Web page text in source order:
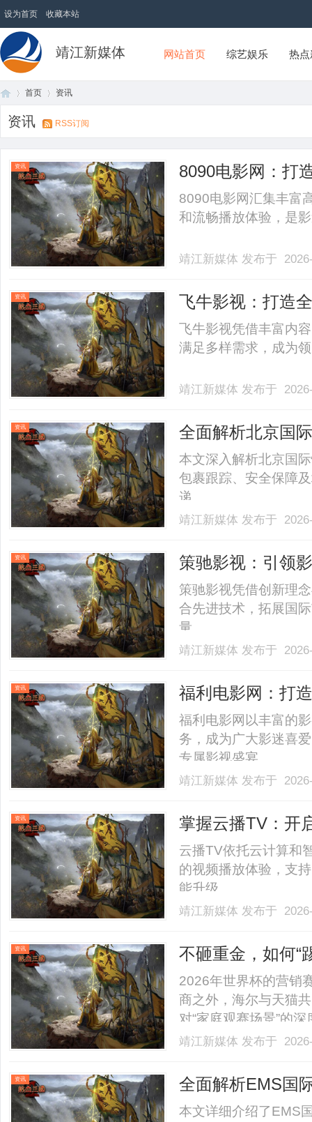
设为首页 收藏本站
靖江新媒体 网站首页 综艺娱乐 热
首页 资讯
资讯 RSS订阅
资讯 8090电影网：打
8090电影网汇集丰富
和流畅播放体验，是
靖江新媒体 发布于
资讯 飞牛影视：打造
飞牛影视凭借丰富内
满足多样需求，成为
靖江新媒体 发布于
资讯 全面解析北京国
本文深入解析北京国
包裹跟踪、安全保障
递。......
靖江新媒体 发布于
资讯 策驰影视：引领
策驰影视凭借创新理
合先进技术，拓展国
量。......
靖江新媒体 发布于
资讯 福利电影网：打
福利电影网以丰富的
务，成为广大影迷喜
专属影视盛宴。......
靖江新媒体 发布于
资讯 掌握云播TV：开
云播TV依托云计算和
的视频播放体验，支
能升级。......
靖江新媒体 发布于
资讯
不砸重金，如何“
主场”理念领跑赛
2026年世界杯的营销
商之外，海尔与天猫
对“家庭观赛场景”的
尔”与“世界杯”在消费
情绪世界杯的受众结
靖江新媒体 发布于
资讯 全面解析EMS国
本文详细介绍了EMS